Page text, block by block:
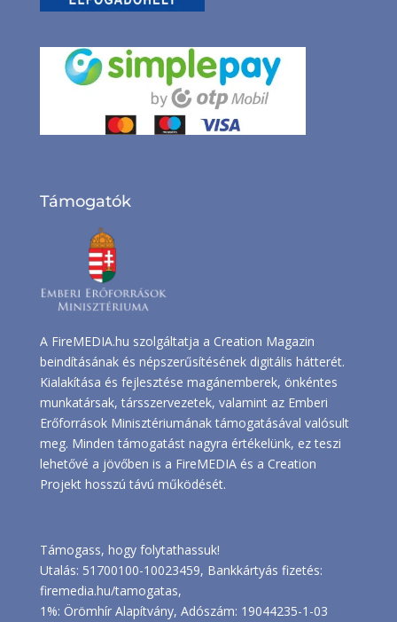
Támogatók
A FireMEDIA.hu szolgáltatja a Creation Magazin
beindításának és népszerűsítésének digitális hátterét.
Kialakítása és fejlesztése magánemberek, önkéntes
munkatársak, társszervezetek, valamint az Emberi
Erőforrások Minisztériumának támogatásával valósult
meg. Minden támogatást nagyra értékelünk, ez teszi
lehetővé a jövőben is a FireMEDIA és a Creation
Projekt hosszú távú működését.
Támogass, hogy folytathassuk!
Utalás: 51700100-10023459, Bankkártyás fizetés:
firemedia.hu/tamogatas,
1%: Örömhír Alapítvány, Adószám: 19044235-1-03